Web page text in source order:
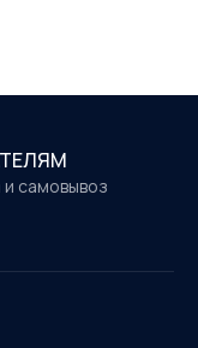
и самовывоз